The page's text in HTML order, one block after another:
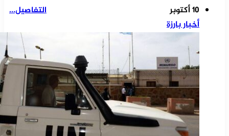
التفاصيل...
10 أكتوبر
أخبار بارزة